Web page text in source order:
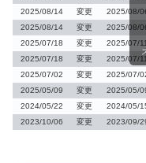
2025/08/14
変更 2025/08/
2025/08/14
変更 2025/08/
2025/07/18
変更 2025/07/11
2025/07/18
変更 2025/07/11
2025/07/02
変更 2025/07/
2025/05/09
変更 2025/05/
2024/05/22
変更 2024/05/
2023/10/06
変更 2023/09/